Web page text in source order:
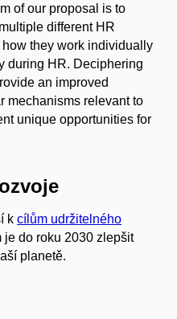
of our proposal is to
different HR
they work individually
during HR. Deciphering
an improved
mechanisms relevant to
unique opportunities for
k cílům udržitelného
je do roku 2030 zlepšit
planetě.